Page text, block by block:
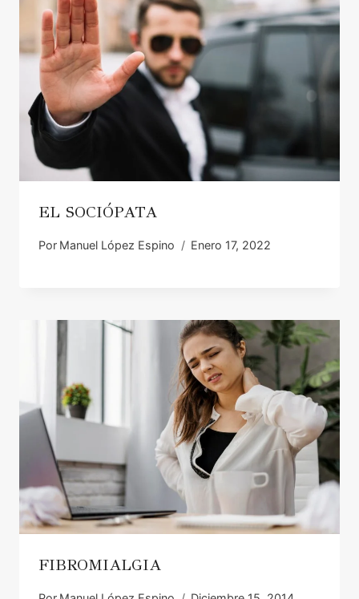
EL SOCIÓPATA
Por Manuel López Espino Enero 17, 2022
FIBROMIALGIA